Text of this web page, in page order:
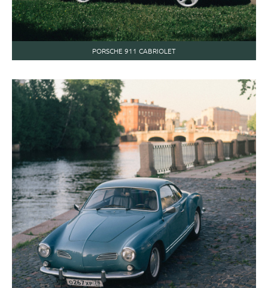
PORSCHE 911 CABRIOLET